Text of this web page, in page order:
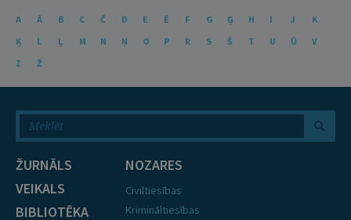
A Ā B C Č D E Ē F G Ģ H I J
K
Ķ
L Ļ M N Ņ O P R S Š T U Ū
V
Z
Ž
ŽURNĀLS
VEIKALS
BIBLIOTĒKA
NOZARES
Civiltiesības
Krimināltiesības